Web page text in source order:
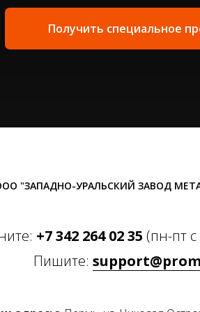
Получить специальное
"ЗАПАДНО-УРАЛЬСКИЙ ЗАВОД
+7 342 264 02 35 (пн-пт
Пишите: